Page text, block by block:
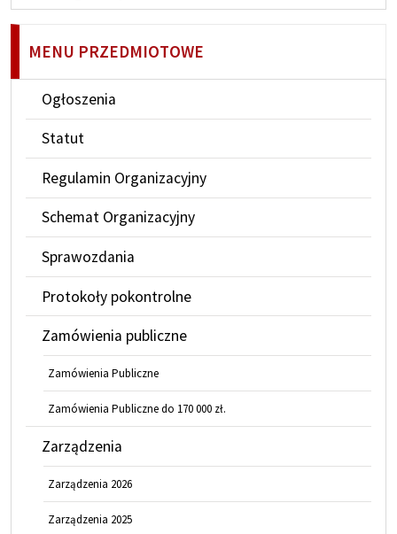
MENU PRZEDMIOTOWE
Ogłoszenia
Statut
Regulamin Organizacyjny
Schemat Organizacyjny
Sprawozdania
Protokoły pokontrolne
Zamówienia publiczne
Zamówienia Publiczne
Zamówienia Publiczne do 170 000 zł.
Zarządzenia
Zarządzenia 2026
Zarządzenia 2025